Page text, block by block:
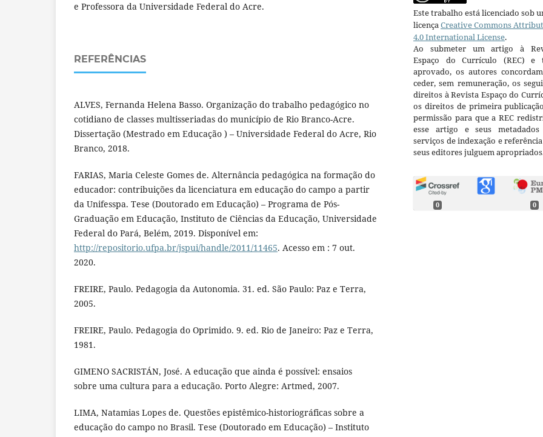
e Professora da Universidade Federal do Acre.
REFERÊNCIAS
ALVES, Fernanda Helena Basso. Organização do trabalho pedagógico no
cotidiano de classes multisseriadas do município de Rio Branco-Acre.
Dissertação (Mestrado em Educação ) – Universidade Federal do Acre, Rio
Branco, 2018.
FARIAS, Maria Celeste Gomes de. Alternância pedagógica na formação do
educador: contribuições da licenciatura em educação do campo a partir
da Unifesspa. Tese (Doutorado em Educação) – Programa de Pós-
Graduação em Educação, Instituto de Ciências da Educação, Universidade
Federal do Pará, Belém, 2019. Disponível em:
http://repositorio.ufpa.br/jspui/handle/2011/11465. Acesso em : 7 out.
2020.
FREIRE, Paulo. Pedagogia da Autonomia. 31. ed. São Paulo: Paz e Terra,
2005.
FREIRE, Paulo. Pedagogia do Oprimido. 9. ed. Rio de Janeiro: Paz e Terra,
1981.
GIMENO SACRISTÁN, José. A educação que ainda é possível: ensaios
sobre uma cultura para a educação. Porto Alegre: Artmed, 2007.
LIMA, Natamias Lopes de. Questões epistêmico-historiográficas sobre a
educação do campo no Brasil. Tese (Doutorado em Educação) – Instituto
Este trabalho está licenciado sob
licença Creative Commons
4.0 International License.
Ao submeter um artigo à
Espaço do Currículo (REC) e
aprovado, os autores
ceder, sem remuneração, os
direitos à Revista Espaço do
os direitos de primeira
permissão para que a REC
esse artigo e seus metadados
serviços de indexação e
seus editores julguem
0 0